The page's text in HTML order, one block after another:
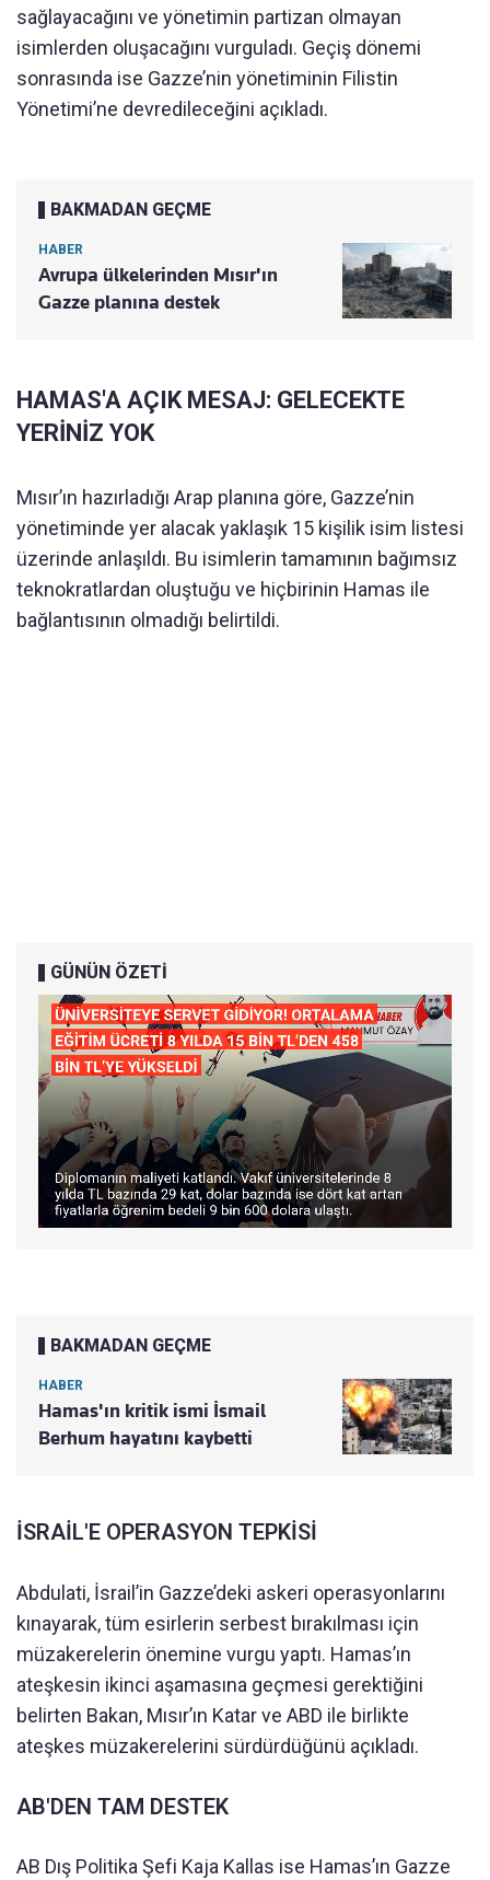
sağlayacağını ve yönetimin partizan olmayan
isimlerden oluşacağını vurguladı. Geçiş dönemi
sonrasında ise Gazze’nin yönetiminin Filistin
Yönetimi’ne devredileceğini açıkladı.
BAKMADAN GEÇME
HABER
Avrupa ülkelerinden Mısır'ın
Gazze planına destek
HAMAS'A AÇIK MESAJ: GELECEKTE
YERİNİZ YOK
Mısır’ın hazırladığı Arap planına göre, Gazze’nin
yönetiminde yer alacak yaklaşık 15 kişilik isim listesi
üzerinde anlaşıldı. Bu isimlerin tamamının bağımsız
teknokratlardan oluştuğu ve hiçbirinin Hamas ile
bağlantısının olmadığı belirtildi.
GÜNÜN ÖZETİ
BAKMADAN GEÇME
HABER
Hamas'ın kritik ismi İsmail
Berhum hayatını kaybetti
İSRAİL'E OPERASYON TEPKİSİ
Abdulati, İsrail’in Gazze’deki askeri operasyonlarını
kınayarak, tüm esirlerin serbest bırakılması için
müzakerelerin önemine vurgu yaptı. Hamas’ın
ateşkesin ikinci aşamasına geçmesi gerektiğini
belirten Bakan, Mısır’ın Katar ve ABD ile birlikte
ateşkes müzakerelerini sürdürdüğünü açıkladı.
AB'DEN TAM DESTEK
AB Dış Politika Şefi Kaja Kallas ise Hamas’ın Gazze